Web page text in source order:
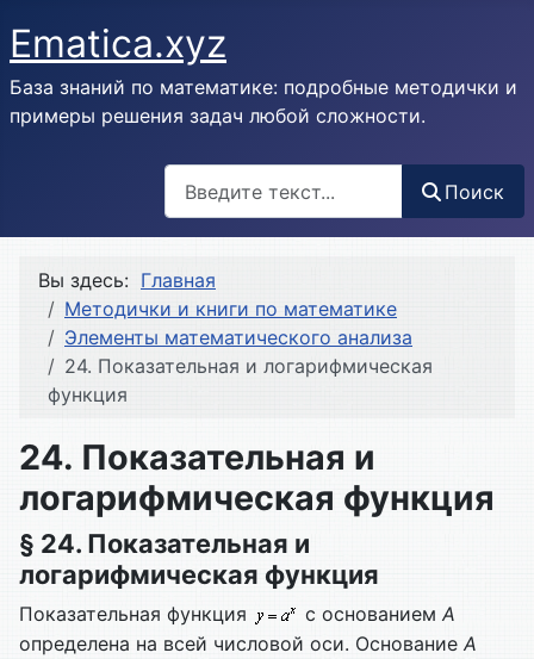
Ematica.xyz
База знаний по математике: подробные методички и
примеры решения задач любой сложности.
Поиск
Вы здесь: Главная
Методички и книги по математике
Элементы математического анализа
24. Показательная и логарифмическая
функция
24. Показательная и
логарифмическая функция
§ 24. Показательная и
логарифмическая функция
Показательная функция с основанием А
определена на всей числовой оси. Основание А